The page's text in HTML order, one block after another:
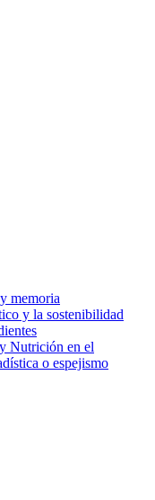
memoria
y la sostenibilidad
Nutrición en el
o espejismo